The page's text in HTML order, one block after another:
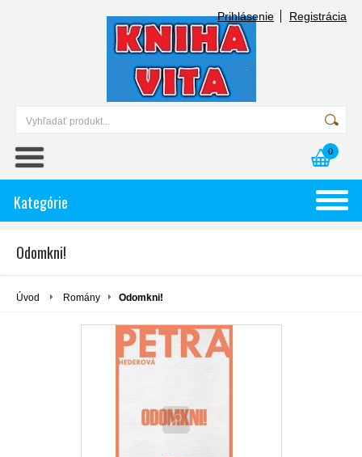
Prihlásenie Registrácia
0
Kategórie
Odomkni!
Úvod Romány Odomkni!